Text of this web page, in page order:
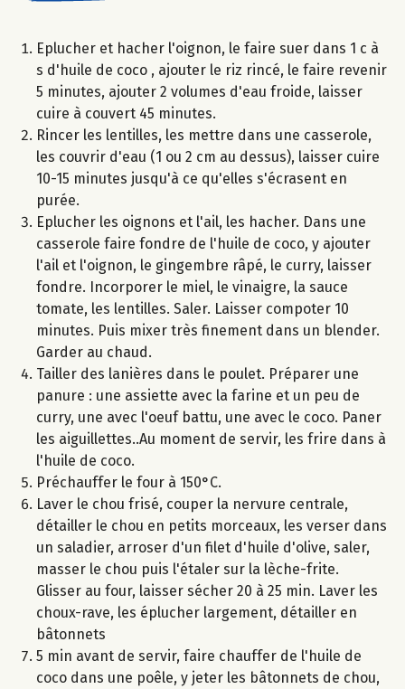
Eplucher et hacher l'oignon, le faire suer dans 1 c à
s d'huile de coco , ajouter le riz rincé, le faire revenir
5 minutes, ajouter 2 volumes d'eau froide, laisser
cuire à couvert 45 minutes.
Rincer les lentilles, les mettre dans une casserole,
les couvrir d'eau (1 ou 2 cm au dessus), laisser cuire
10-15 minutes jusqu'à ce qu'elles s'écrasent en
purée.
Eplucher les oignons et l'ail, les hacher. Dans une
casserole faire fondre de l'huile de coco, y ajouter
l'ail et l'oignon, le gingembre râpé, le curry, laisser
fondre. Incorporer le miel, le vinaigre, la sauce
tomate, les lentilles. Saler. Laisser compoter 10
minutes. Puis mixer très finement dans un blender.
Garder au chaud.
Tailler des lanières dans le poulet. Préparer une
panure : une assiette avec la farine et un peu de
curry, une avec l'oeuf battu, une avec le coco. Paner
les aiguillettes..Au moment de servir, les frire dans à
l'huile de coco.
Préchauffer le four à 150°C.
Laver le chou frisé, couper la nervure centrale,
détailler le chou en petits morceaux, les verser dans
un saladier, arroser d'un filet d'huile d'olive, saler,
masser le chou puis l'étaler sur la lèche-frite.
Glisser au four, laisser sécher 20 à 25 min. Laver les
choux-rave, les éplucher largement, détailler en
bâtonnets
5 min avant de servir, faire chauffer de l'huile de
coco dans une poêle, y jeter les bâtonnets de chou,